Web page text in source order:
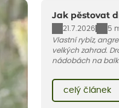
Jak pěstovat
21.7.2026
5
Vlastní rybíz,
velkých zahrad.
nádobách na
pár základních
celý článek